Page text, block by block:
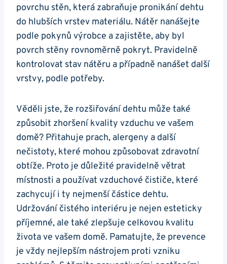
povrchu stěn, která zabraňuje pronikání dehtu
do hlubších​ vrstev ⁢materiálu. Nátěr nanášejte
podle pokynů výrobce‌ a zajistěte, aby byl
povrch stěny rovnoměrně pokryt.‍ Pravidelně
kontrolovat stav⁢ nátěru a ⁤případně‌ nanášet další⁢
vrstvy, ⁢podle potřeby.
Věděli jste, že⁣ rozšiřování dehtu může také⁣
způsobit‌ zhoršení kvality vzduchu ve vašem
domě? Přitahuje prach,⁢ alergeny⁢ a další
nečistoty, které mohou způsobovat zdravotní
⁤obtíže. Proto je důležité pravidelně větrat
místnosti ‍a používat ⁤vzduchové čističe, které
zachycují i ty ‌nejmenší ​částice ⁤dehtu.
Udržování čistého interiéru ​je nejen esteticky
příjemné,⁢ ale také​ zlepšuje celkovou kvalitu⁢
života ve vašem domě. Pamatujte, že prevence
je vždy nejlepším‌ nástrojem ⁤proti vzniku